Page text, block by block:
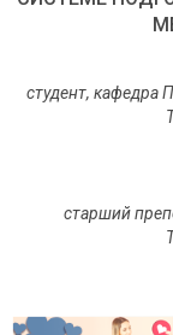
студент, кафедра
старший